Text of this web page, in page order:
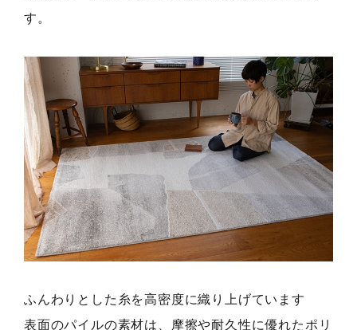
す。
ふんわりとした糸を高密度に織り上げています
表面のパイルの素材は、摩擦や耐久性に優れたポリ